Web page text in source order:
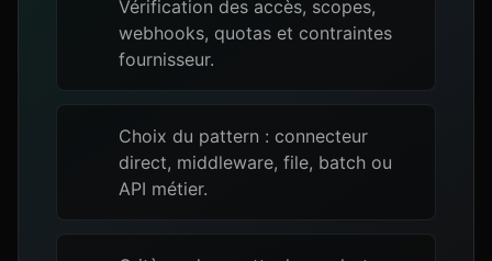
Vérification des accès, scopes,
webhooks, quotas et contraintes
fournisseur.
Choix du pattern : connecteur
direct, middleware, file, batch ou
API métier.